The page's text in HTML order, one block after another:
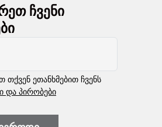
ჩვენი
თქვენ ეთანხმებით ჩვენს
და პირობები